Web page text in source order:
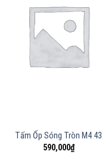
Tấm Ốp Sóng Tròn M4 43
590,000₫